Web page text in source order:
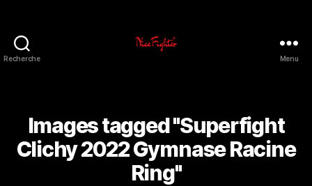
Recherche Menu
Images tagged "Superfight
Clichy 2022 Gymnase Racine
Ring"